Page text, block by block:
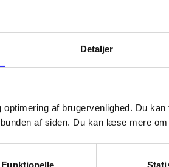
Detaljer
af brugervenlighed. Du
af siden. Du kan læse mere
Funktionelle